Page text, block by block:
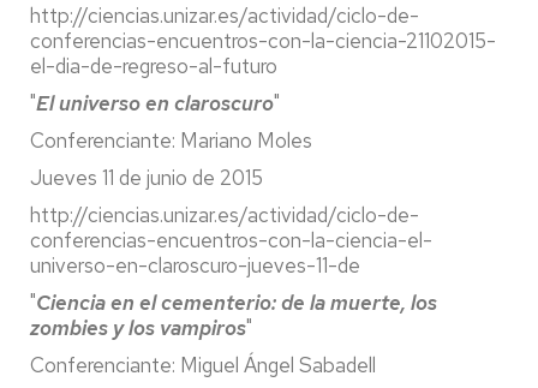
http://ciencias.unizar.es/actividad/ciclo-de-
conferencias-encuentros-con-la-ciencia-21102015-
el-dia-de-regreso-al-futuro
"El universo en claroscuro"
Conferenciante: Mariano Moles
Jueves 11 de junio de 2015
http://ciencias.unizar.es/actividad/ciclo-de-
conferencias-encuentros-con-la-ciencia-el-
universo-en-claroscuro-jueves-11-de
"Ciencia en el cementerio: de la muerte, los
zombies y los vampiros"
Conferenciante: Miguel Ángel Sabadell